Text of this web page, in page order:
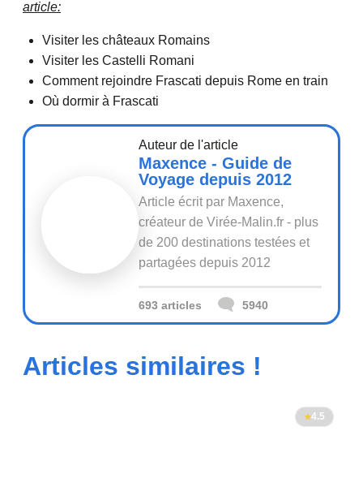
article:
Visiter les châteaux Romains
Visiter les Castelli Romani
Comment rejoindre Frascati depuis Rome en train
Où dormir à Frascati
Auteur de l'article
Maxence - Guide de
Voyage depuis 2012
Article écrit par Maxence,
créateur de Virée-Malin.fr - plus
de 200 destinations testées et
partagées depuis 2012
693 articles 5940
Articles similaires !
4.5